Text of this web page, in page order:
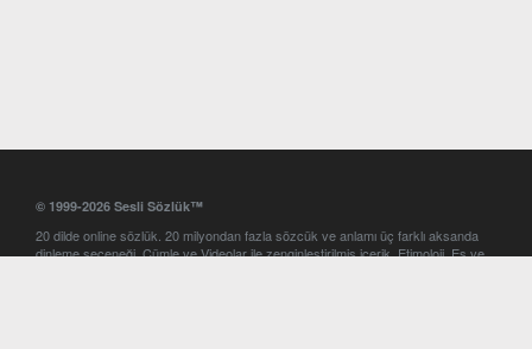
© 1999-2026 Sesli Sözlük™
20 dilde online sözlük. 20 milyondan fazla sözcük ve anlamı üç farklı aksanda
dinleme seçeneği. Cümle ve Videolar ile zenginleştirilmiş içerik. Etimoloji, Eş ve